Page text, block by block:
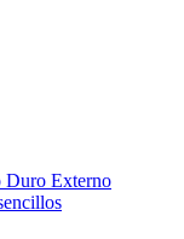
Duro Externo